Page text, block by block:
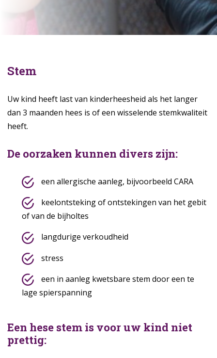
Stem
Uw kind heeft last van kinderheesheid als het langer
dan 3 maanden hees is of een wisselende stemkwaliteit
heeft.
De oorzaken kunnen divers zijn:
een allergische aanleg, bijvoorbeeld CARA
keelontsteking of ontstekingen van het gebit
of van de bijholtes
langdurige verkoudheid
stress
een in aanleg kwetsbare stem door een te
lage spierspanning
Een hese stem is voor uw kind niet
prettig: